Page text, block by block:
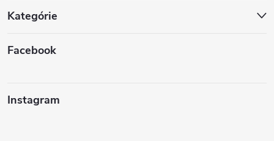
Kategórie
Facebook
Instagram